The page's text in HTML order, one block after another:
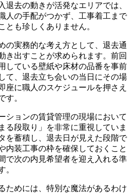
退去の動きが活発なエリアでは、
人の手配がつかず、工事着工まで
とも珍しくありません。
の実務的な考え方として、退去通
き出すことが求められます。前回
している壁紙や床材の品番を事前
て、退去立ち会いの当日にその場
座に職人のスケジュールを押さえ
す。
ションの賃貸管理の現場において
る段取り」を非常に重視していま
を蓄積し、退去日が見えた段階で
内装工事の枠を確保しておくこと
で次の内見希望者を迎え入れる準
。
ためには、特別な魔法があるわけ